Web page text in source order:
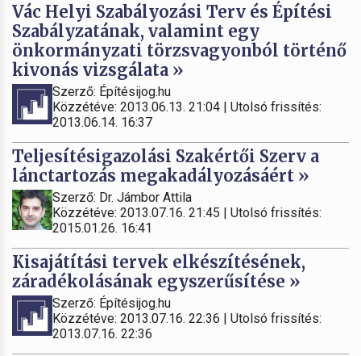
Vác Helyi Szabályozási Terv és Építési
Szabályzatának, valamint egy
önkormányzati törzsvagyonból történő
kivonás vizsgálata »
Szerző: Építésijog.hu
Közzétéve: 2013.06.13. 21:04 | Utolsó frissítés:
2013.06.14. 16:37
Teljesítésigazolási Szakértői Szerv a
lánctartozás megakadályozásáért »
Szerző: Dr. Jámbor Attila
Közzétéve: 2013.07.16. 21:45 | Utolsó frissítés:
2015.01.26. 16:41
Kisajátítási tervek elkészítésének,
záradékolásának egyszerűsítése »
Szerző: Építésijog.hu
Közzétéve: 2013.07.16. 22:36 | Utolsó frissítés:
2013.07.16. 22:36